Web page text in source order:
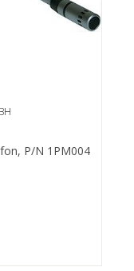
5 Sternen
P/N 1PM004